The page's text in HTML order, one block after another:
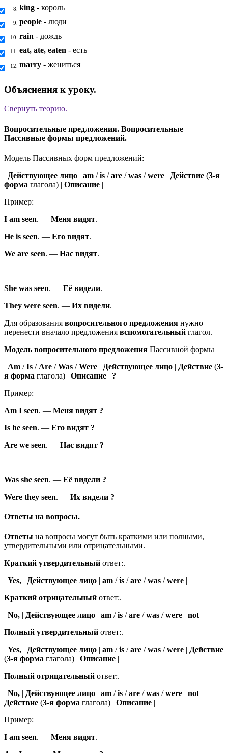
8. king - король
9. people - люди
10. rain - дождь
11. eat, ate, eaten - есть
12. marry - жениться
Объяснения к уроку.
Свернуть теорию.
Вопросительные предложения. Вопросительные
Пассивные формы предложений.
Модель Пассивных форм предложений:
| Действующее лицо | am /is /are /was /were | Действие (3-я
форма глагола) | Описание |
Пример:
I am seen. — Меня видят.
He is seen. — Его видят.
We are seen. — Нас видят.
She was seen. — Её видели.
They were seen. — Их видели.
Для образования вопросительного предложения нужно
перенести вначало предложения вспомогательный глагол.
Модель вопросительного предложения Пассивной формы
| Am /Is / Are /Was /Were | Действующее лицо | Действие (3-
я форма глагола) | Описание | ? |
Пример:
Am I seen. — Меня видят ?
Is he seen. — Его видят ?
Are we seen. — Нас видят ?
Was she seen. — Её видели ?
Were they seen. — Их видели ?
Ответы на вопросы.
Ответы на вопросы могут быть краткими или полными,
утвердительными или отрицательными.
Краткий утвердительный ответ:.
| Yes, | Действующее лицо | am /is /are /was /were |
Краткий отрицательный ответ:.
| No, | Действующее лицо | am /is /are /was /were | not|
Полный утвердительный ответ:.
| Yes, | Действующее лицо | am /is /are /was /were | Действие
(3-я форма глагола) | Описание |
Полный отрицательный ответ:.
| No, | Действующее лицо | am /is /are /was /were | not|
Действие (3-я форма глагола) | Описание |
Пример:
I am seen. — Меня видят.